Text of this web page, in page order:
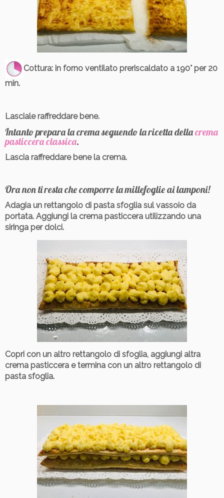
Cottura: in forno ventilato preriscaldato a 190° per 20
min.
Lasciale raffreddare bene.
Intanto prepara la crema seguendo la ricetta dellacrema
pasticcera classica.
Lascia raffreddare bene la crema.
Ora non ti resta che comporre la millefoglie ai lamponi!
Adagia un rettangolo di pasta sfoglia sul vassoio da
portata. Aggiungi la crema pasticcera utilizzando una
siringa per dolci.
Copri con un altro rettangolo di sfoglia, aggiungi altra
crema pasticcera e termina con un altro rettangolo di
pasta sfoglia.